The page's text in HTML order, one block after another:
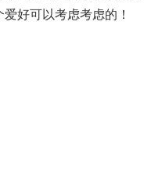
好可以考虑考虑的！